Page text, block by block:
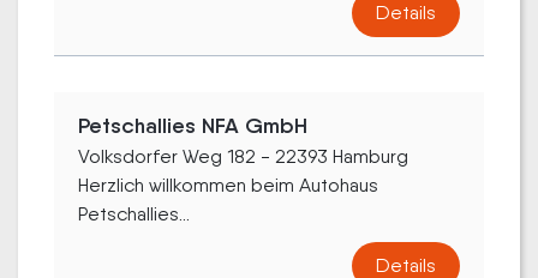
Details
Petschallies NFA GmbH
Volksdorfer Weg 182 - 22393 Hamburg
Herzlich willkommen beim Autohaus
Petschallies...
Details